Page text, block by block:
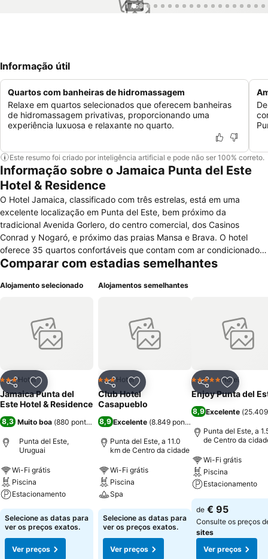
1 / 50
Informação útil
Quartos com banheiras de hidromassagem
Relaxe em quartos selecionados que oferecem banheiras
de hidromassagem privativas, proporcionando uma
experiência luxuosa e relaxante no quarto.
Este resumo foi criado por inteligência artificial e pode não ser 100% correto.
Informação sobre o Jamaica Punta del Este
Hotel & Residence
O Hotel Jamaica, classificado com três estrelas, está em uma
excelente localização em Punta del Este, bem próximo da
tradicional Avenida Gorlero, do centro comercial, dos Casinos
Conrad y Nogaró, e próximo das praias Mansa e Brava. O hotel
oferece 35 quartos confortáveis que contam com ar condicionado,
telefone com discagem direta ao exterior, frigobar, tv a cabo e
4 quartos conjugados. O hotel oferece serviços de restaurante,
dos hóspedes, conta com piscina e banheira de hidromassagem,
bem como com uma academia de ginástica e aluguel de bicicletas.
Comparar com estadias semelhantes
Alojamento selecionado
PartilharAdicionar aos favoritos
3 Estrelas
Hotel
Jamaica Punta del
Este Hotel & Residence
8,3 Muito boa (880 pontuações)
Punta del Este,
Uruguai
Wi-Fi grátis
Piscina
Estacionamento
Selecione as datas para
ver os preços exatos.
Ver preços
Alojamentos semelhantes
PartilharAdicionar aos favoritos
3 Estrelas
Hotel
Club Hotel
Casapueblo
8,9 Excelente (8.849 pontuações
Punta del Este, a 11.0
km de Centro da cidade
Wi-Fi grátis
Piscina
Spa
Selecione as datas para
ver os preços exatos.
Ver preços
Partilhar
5 EstrelasHotel
Enjoy Punta del
8,9Excelente (
Punta del Este, a
de Centro da
Wi-Fi grátis
Piscina
Estacionamento
de € 95
Consulte os preços
sites
Ver preços